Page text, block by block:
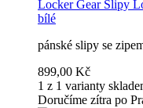
Locker Gear Slipy
bílé
pánské slipy se
899,00 Kč
1 z 1 varianty
Doručíme zítra po